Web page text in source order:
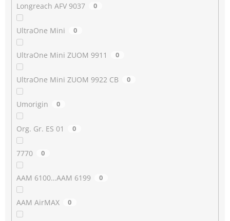
Longreach AFV 9037 0
UltraOne Mini 0
UltraOne Mini ZUOM 9911 0
UltraOne Mini ZUOM 9922 CB 0
Umorigin 0
Org. Gr. ES 01 0
7770 0
AAM 6100…AAM 6199 0
AAM AirMAX 0